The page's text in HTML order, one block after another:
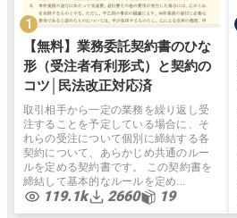
【無料】業務委託契約書のひな
形（受注者有利形式）と契約の
コツ│民法改正対応済
取引相手から一定の業務を繰り返し受
注することを予定している場合に、そ
れらの受注について個別に締結する各
契約について、あらかじめ共通のルー
ルを定める契約書です。 この契約書を
締結して基本的なルールを定め...
119.1k 2660 19